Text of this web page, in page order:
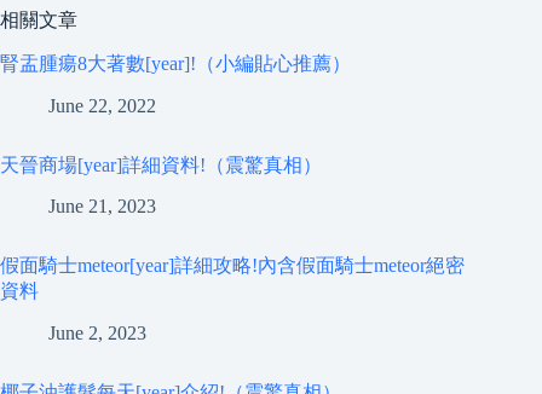
相關文章
腎盂腫瘍8大著數[year]!（小編貼心推薦）
June 22, 2022
天晉商場[year]詳細資料!（震驚真相）
June 21, 2023
假面騎士meteor[year]詳細攻略!內含假面騎士meteor絕密
資料
June 2, 2023